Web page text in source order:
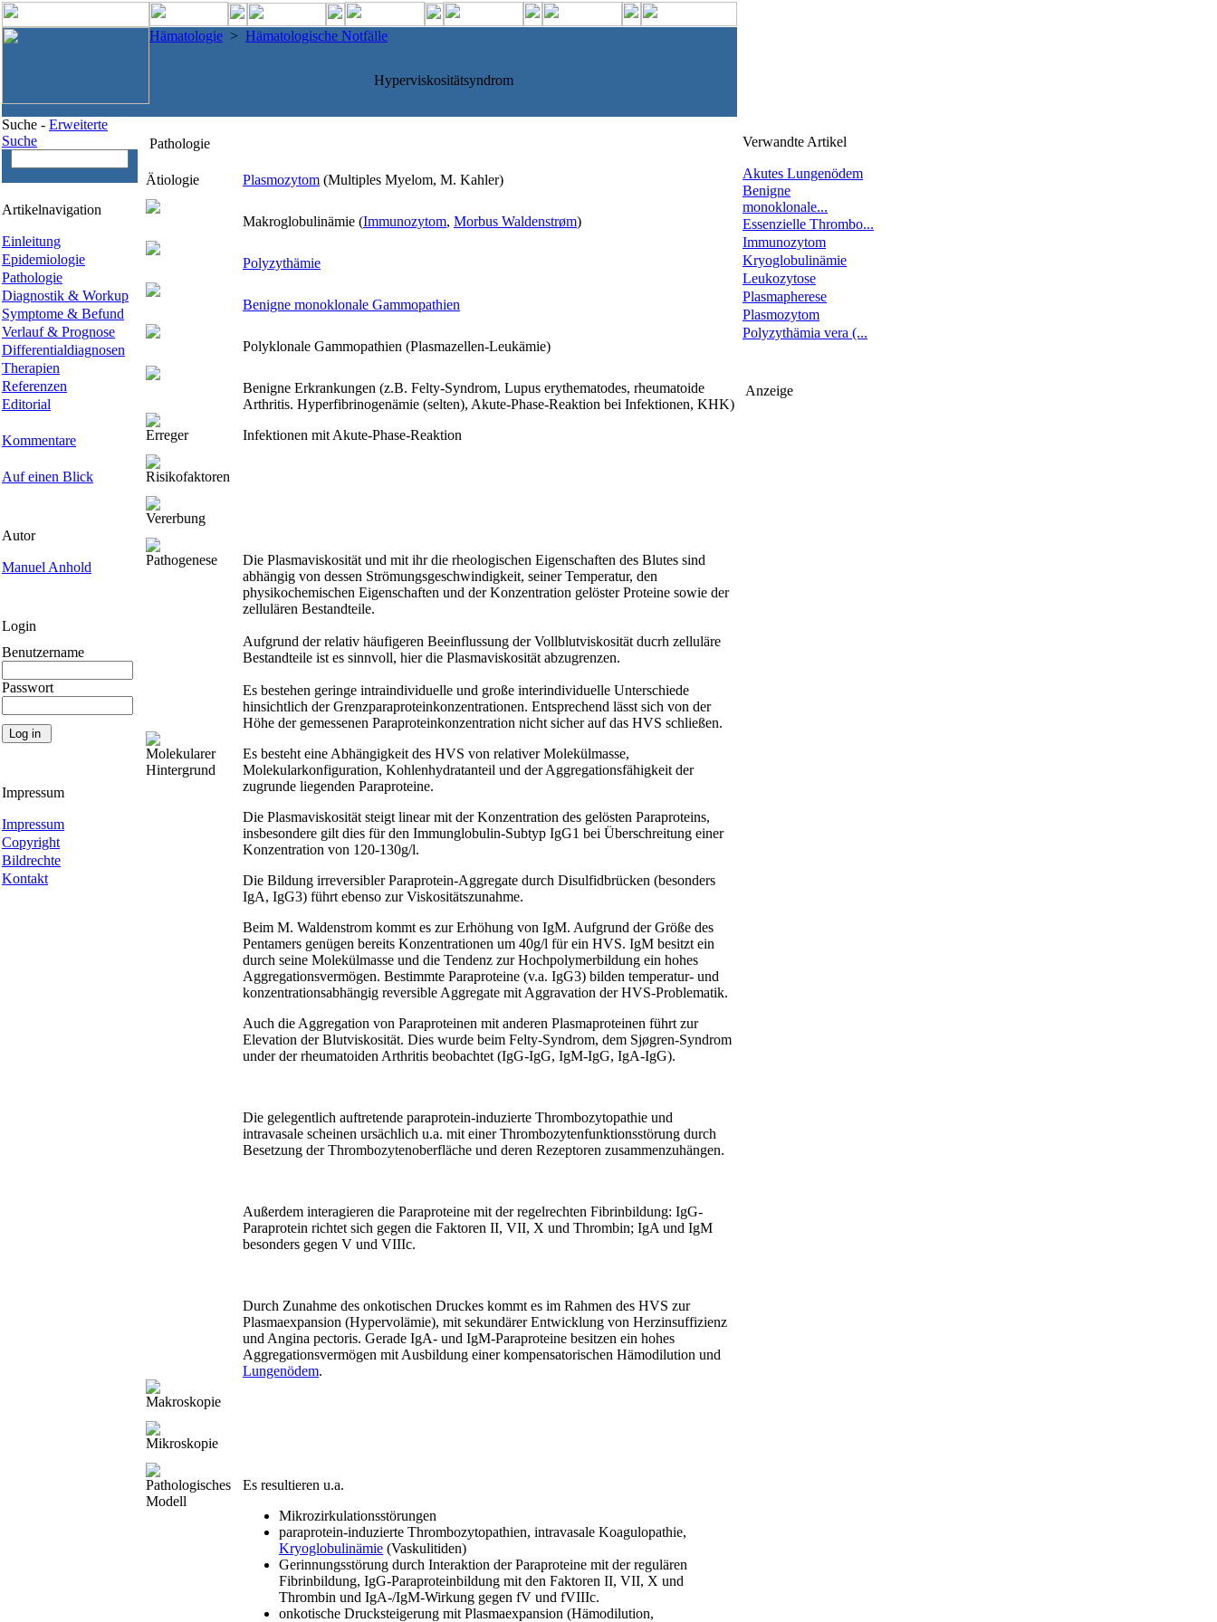
Hämatologie > Hämatologische Notfälle
Hyperviskositätsyndrom
Suche - Erweiterte
Suche
Artikelnavigation
Einleitung
Epidemiologie
Pathologie
Diagnostik & Workup
Symptome & Befund
Verlauf & Prognose
Differentialdiagnosen
Therapien
Referenzen
Editorial
Kommentare
Auf einen Blick
Autor
Manuel Anhold
Login
Benutzername
Passwort
Impressum
Impressum
Copyright
Bildrechte
Kontakt
Pathologie
Ätiologie Plasmozytom (Multiples Myelom, M. Kahler)
Makroglobulinämie (Immunozytom, Morbus Waldenstrøm)
Polyzythämie
Benigne monoklonale Gammopathien
Polyklonale Gammopathien (Plasmazellen-Leukämie)
Benigne Erkrankungen (z.B. Felty-Syndrom, Lupus erythematodes, rheumatoide
Arthritis. Hyperfibrinogenämie (selten), Akute-Phase-Reaktion bei Infektionen, KHK)
Erreger
Infektionen mit Akute-Phase-Reaktion
Risikofaktoren
Vererbung
Pathogenese
Die Plasmaviskosität und mit ihr die rheologischen Eigenschaften des Blutes sind
abhängig von dessen Strömungsgeschwindigkeit, seiner Temperatur, den
physikochemischen Eigenschaften und der Konzentration gelöster Proteine sowie der
zellulären Bestandteile.
Aufgrund der relativ häufigeren Beeinflussung der Vollblutviskosität ducrh zelluläre
Bestandteile ist es sinnvoll, hier die Plasmaviskosität abzugrenzen.
Es bestehen geringe intraindividuelle und große interindividuelle Unterschiede
hinsichtlich der Grenzparaproteinkonzentrationen. Entsprechend lässt sich von der
Höhe der gemessenen Paraproteinkonzentration nicht sicher auf das HVS schließen.
Molekularer
Hintergrund
Es besteht eine Abhängigkeit des HVS von relativer Molekülmasse,
Molekularkonfiguration, Kohlenhydratanteil und der Aggregationsfähigkeit der
zugrunde liegenden Paraproteine.
Die Plasmaviskosität steigt linear mit der Konzentration des gelösten Paraproteins,
insbesondere gilt dies für den Immunglobulin-Subtyp IgG1 bei Überschreitung einer
Konzentration von 120-130g/l.
Die Bildung irreversibler Paraprotein-Aggregate durch Disulfidbrücken (besonders
IgA, IgG3) führt ebenso zur Viskositätszunahme.
Beim M. Waldenstrom kommt es zur Erhöhung von IgM. Aufgrund der Größe des
Pentamers genügen bereits Konzentrationen um 40g/l für ein HVS. IgM besitzt ein
durch seine Molekülmasse und die Tendenz zur Hochpolymerbildung ein hohes
Aggregationsvermögen. Bestimmte Paraproteine (v.a. IgG3) bilden temperatur- und
konzentrationsabhängig reversible Aggregate mit Aggravation der HVS-Problematik.
Auch die Aggregation von Paraproteinen mit anderen Plasmaproteinen führt zur
Elevation der Blutviskosität. Dies wurde beim Felty-Syndrom, dem Sjøgren-Syndrom
under der rheumatoiden Arthritis beobachtet (IgG-IgG, IgM-IgG, IgA-IgG).
Die gelegentlich auftretende paraprotein-induzierte Thrombozytopathie und
intravasale scheinen ursächlich u.a. mit einer Thrombozytenfunktionsstörung durch
Besetzung der Thrombozytenoberfläche und deren Rezeptoren zusammenzuhängen.
Außerdem interagieren die Paraproteine mit der regelrechten Fibrinbildung: IgG-
Paraprotein richtet sich gegen die Faktoren II, VII, X und Thrombin; IgA und IgM
besonders gegen V und VIIIc.
Durch Zunahme des onkotischen Druckes kommt es im Rahmen des HVS zur
Plasmaexpansion (Hypervolämie), mit sekundärer Entwicklung von Herzinsuffizienz
und Angina pectoris. Gerade IgA- und IgM-Paraproteine besitzen ein hohes
Aggregationsvermögen mit Ausbildung einer kompensatorischen Hämodilution und
Lungenödem.
Makroskopie
Mikroskopie
Pathologisches
Modell
Es resultieren u.a.
Mikrozirkulationsstörungen
paraprotein-induzierte Thrombozytopathien, intravasale Koagulopathie,
Kryoglobulinämie (Vaskulitiden)
Gerinnungsstörung durch Interaktion der Paraproteine mit der regulären
Fibrinbildung, IgG-Paraproteinbildung mit den Faktoren II, VII, X und
Thrombin und IgA-/IgM-Wirkung gegen fV und fVIIIc.
onkotische Drucksteigerung mit Plasmaexpansion (Hämodilution,
Verwandte Artikel
Akutes Lungenödem
Benigne
monoklonale...
Essenzielle Thrombo...
Immunozytom
Kryoglobulinämie
Leukozytose
Plasmapherese
Plasmozytom
Polyzythämia vera (...
Anzeige